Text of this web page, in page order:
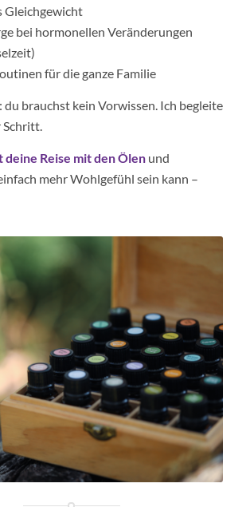
Gleichgewicht
bei hormonellen Veränderungen
für die ganze Familie
du brauchst kein Vorwissen. Ich begleite
Schritt.
Reise mit den Ölenund
mehr Wohlgefühl sein kann –